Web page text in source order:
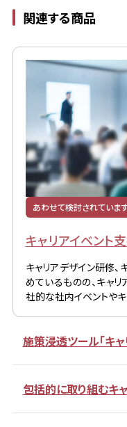
関連する商品
あわせて検討されていま
キャリアイベント
キャリアデザイン研修
めているものの、キャ
社的な社内イベントや
施策浸透ツール「キャ
包括的に取り組むキ